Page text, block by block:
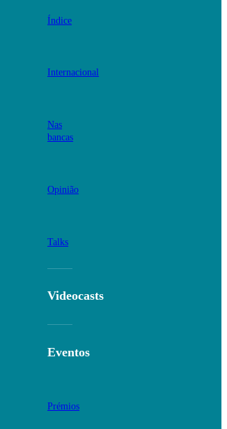
Índice
Internacional
Nas
bancas
Opinião
Talks
Videocasts
Eventos
Prémios